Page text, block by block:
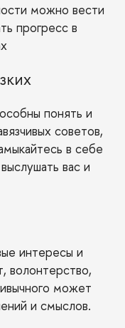
можно вести
прогресс в
понять и
советов,
в себе
вас и
интересы и
волонтерство,
может
и смыслов.